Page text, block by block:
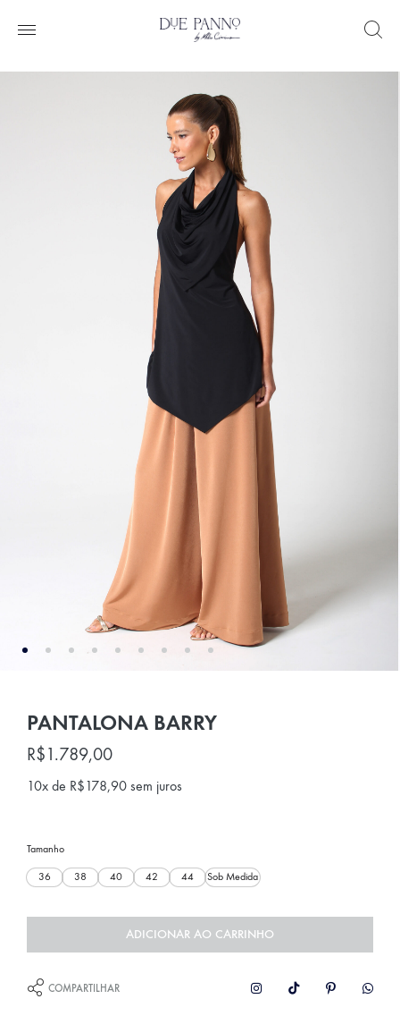
PANTALONA BARRY
R$1.789,00
10x de R$178,90 sem juros
Tamanho
36 38 40 42 44 Sob Medida
ADICIONAR AO CARRINHO
COMPARTILHAR